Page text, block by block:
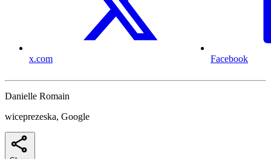
x.com Facebook
Danielle Romain
wiceprezeska, Google